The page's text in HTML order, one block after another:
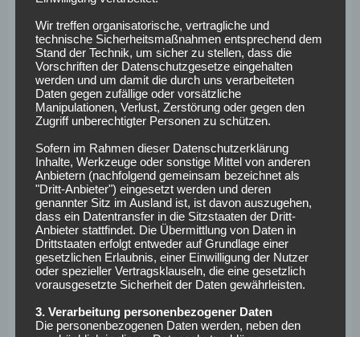
Krahl(Innenbandanriss im Knie) undZuck (Kreuzbandriss)
stehen nicht zur Verfügung.
DUE:Kastenmeier – Oberdorf, Siebert, Heyer – M.
Zimmermann – Appelkamp, Gavory – Johannesson, van
Brederode – Niemiec, Kownacki
Ausfälle:Affo(muskuläre Probleme), Haag(muskuläre
Probleme),Iyoha(muskuläre Probleme),Jastrzembski
(Aufbautraining),Kwarteng(Knöchelverletzung),
Kwasigroch(Aufbautraining),Lunddal(muskuläre
Probleme),Pejcinovic(Fußverletzung),Rossmann
(muskuläre Probleme),Sobottka(muskuläre Probleme) und
Vermeij(Innenbandriss).
SpVgg Greuther
Wir treffen organisatorische, vertragliche und
technische Sicherheitsmaßnahmen entsprechend dem
Stand der Technik, um sicher zu stellen, dass die
Vorschriften der Datenschutzgesetze eingehalten
werden und um damit die durch uns verarbeiteten
Daten gegen zufällige oder vorsätzliche
Manipulationen, Verlust, Zerstörung oder gegen den
Zugriff unberechtigter Personen zu schützen.
Sofern im Rahmen dieser Datenschutzerklärung
Inhalte, Werkzeuge oder sonstige Mittel von anderen
Anbietern (nachfolgend gemeinsam bezeichnet als
"Dritt-Anbieter") eingesetzt werden und deren
genannter Sitz im Ausland ist, ist davon auszugehen,
dass ein Datentransfer in die Sitzstaaten der Dritt-
Anbieter stattfindet. Die Übermittlung von Daten in
Drittstaaten erfolgt entweder auf Grundlage einer
gesetzlichen Erlaubnis, einer Einwilligung der Nutzer
oder spezieller Vertragsklauseln, die eine gesetzlich
vorausgesetzte Sicherheit der Daten gewährleisten.
3. Verarbeitung personenbezogener Daten
Die personenbezogenen Daten werden, neben den